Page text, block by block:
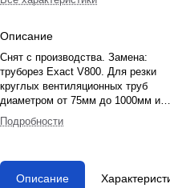
Описание
Снят с производства. Замена:
труборез Exact V800 . Для резки
круглых вентиляционных труб
диаметром от 75мм до 1000мм и
толщиной до 1,5мм. Мощность
1010Вт. Вес 6кг. В комплекте 1 диск
комплекте.
Подробности
Описание